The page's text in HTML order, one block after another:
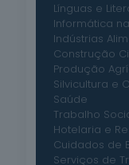
Línguas e
Informática
Indústrias
Construção
Produção
Silvicultura e
Saúde
Trabalho
Hotelaria e
Cuidados de
Serviços de